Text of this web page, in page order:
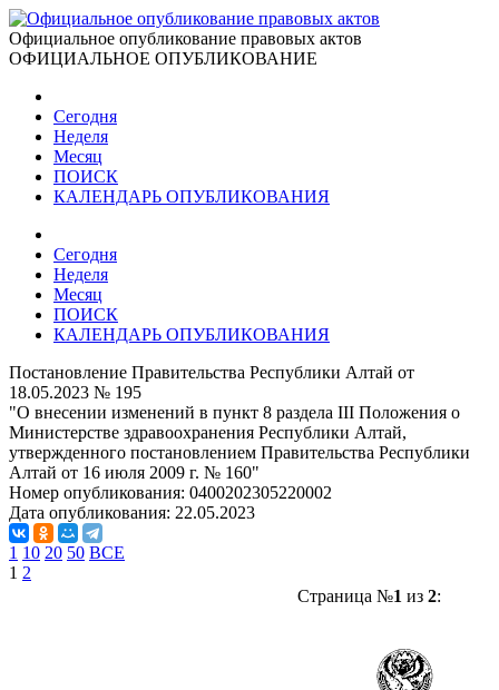
Официальное опубликование правовых актов
ОФИЦИАЛЬНОЕ ОПУБЛИКОВАНИЕ
Сегодня
Неделя
Месяц
ПОИСК
КАЛЕНДАРЬ ОПУБЛИКОВАНИЯ
Сегодня
Неделя
Месяц
ПОИСК
КАЛЕНДАРЬ ОПУБЛИКОВАНИЯ
Постановление Правительства Республики Алтай от
18.05.2023 № 195
"О внесении изменений в пункт 8 раздела III Положения о
Министерстве здравоохранения Республики Алтай,
утвержденного постановлением Правительства Республики
Алтай от 16 июля 2009 г. № 160"
Номер опубликования: 0400202305220002
Дата опубликования: 22.05.2023
1 10 20 50 ВСЕ
1 2
Страница №1 из 2: